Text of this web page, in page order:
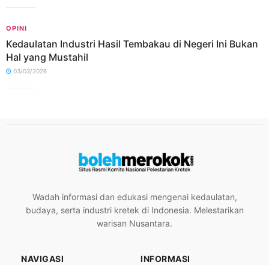
OPINI
Kedaulatan Industri Hasil Tembakau di Negeri Ini Bukan
Hal yang Mustahil
03/03/2026
Wadah informasi dan edukasi mengenai kedaulatan,
budaya, serta industri kretek di Indonesia. Melestarikan
warisan Nusantara.
NAVIGASI INFORMASI